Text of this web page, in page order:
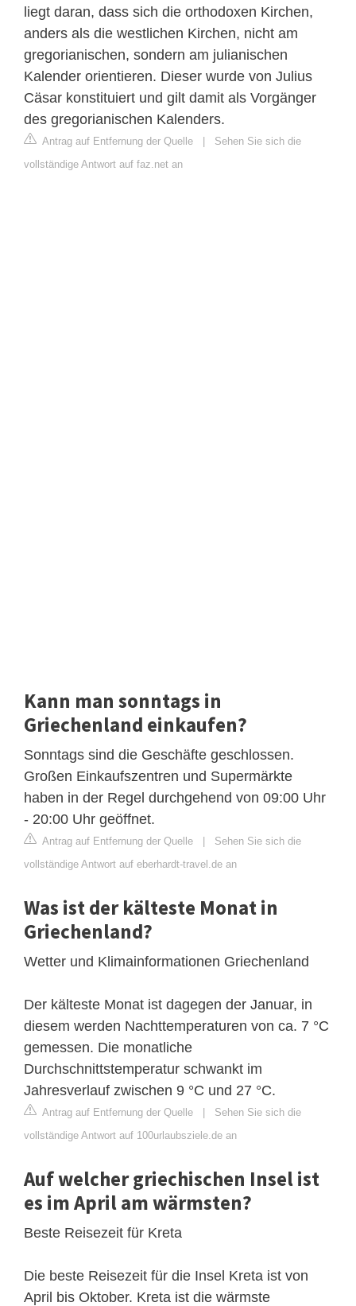
liegt daran, dass sich die orthodoxen Kirchen,
anders als die westlichen Kirchen, nicht am
gregorianischen, sondern am julianischen
Kalender orientieren. Dieser wurde von Julius
Cäsar konstituiert und gilt damit als Vorgänger
des gregorianischen Kalenders.
Antrag auf Entfernung der Quelle | Sehen Sie sich die
vollständige Antwort auf faz.net an
Kann man sonntags in
Griechenland einkaufen?
Sonntags sind die Geschäfte geschlossen.
Großen Einkaufszentren und Supermärkte
haben in der Regel durchgehend von 09:00 Uhr
- 20:00 Uhr geöffnet.
Antrag auf Entfernung der Quelle | Sehen Sie sich die
vollständige Antwort auf eberhardt-travel.de an
Was ist der kälteste Monat in
Griechenland?
Wetter und Klimainformationen Griechenland
Der kälteste Monat ist dagegen der Januar, in
diesem werden Nachttemperaturen von ca. 7 °C
gemessen. Die monatliche
Durchschnittstemperatur schwankt im
Jahresverlauf zwischen 9 °C und 27 °C.
Antrag auf Entfernung der Quelle | Sehen Sie sich die
vollständige Antwort auf 100urlaubsziele.de an
Auf welcher griechischen Insel ist
es im April am wärmsten?
Beste Reisezeit für Kreta
Die beste Reisezeit für die Insel Kreta ist von
April bis Oktober. Kreta ist die wärmste